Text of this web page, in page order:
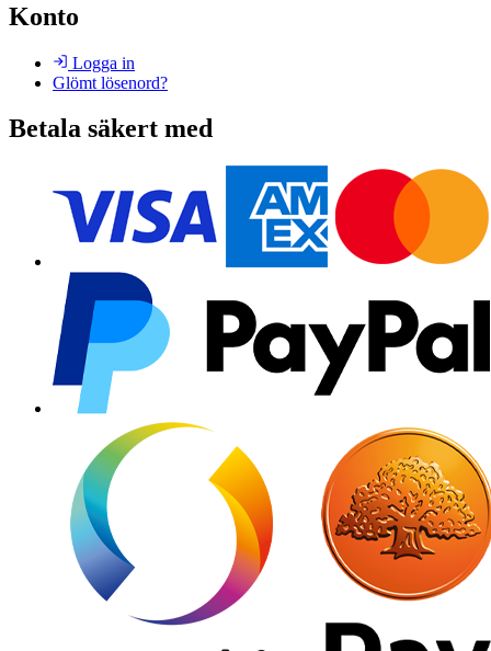
Konto
Logga in
Glömt lösenord?
Betala säkert med